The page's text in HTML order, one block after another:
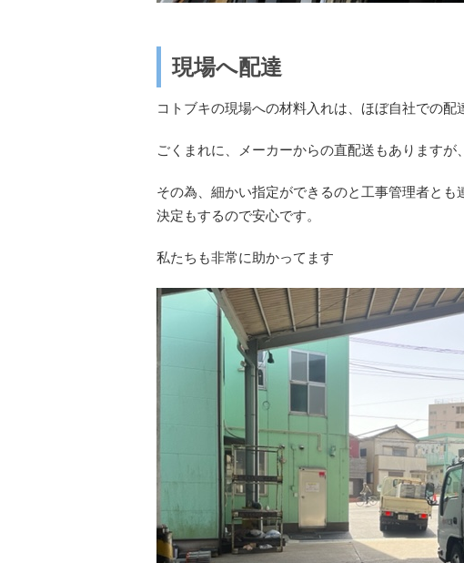
現場へ配達
コトブキの現場への材料入れは、ほぼ自社での配
ごくまれに、メーカーからの直配送もありますが
その為、細かい指定ができるのと工事管理者と
決定もするので安心です。
私たちも非常に助かってます